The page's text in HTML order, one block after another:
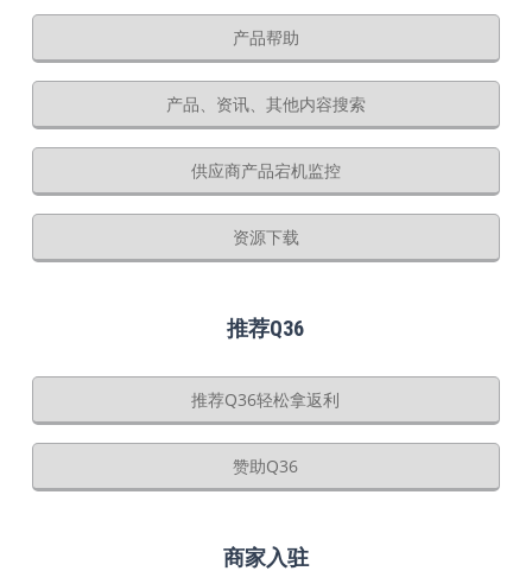
产品帮助
产品、资讯、其他内容搜索
供应商产品宕机监控
资源下载
推荐Q36
推荐Q36轻松拿返利
赞助Q36
商家入驻